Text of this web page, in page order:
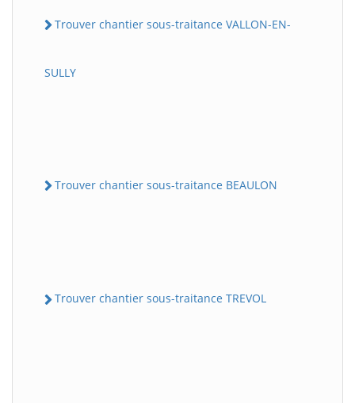
Trouver chantier sous-traitance VALLON-EN-
SULLY
Trouver chantier sous-traitance BEAULON
Trouver chantier sous-traitance TREVOL